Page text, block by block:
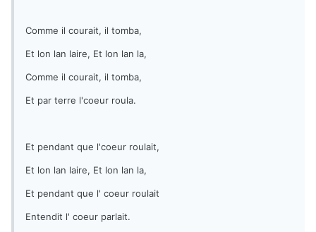
Comme il courait, il tomba,
Et lon lan laire, Et lon lan la,
Comme il courait, il tomba,
Et par terre l'coeur roula.
Et pendant que l'coeur roulait,
Et lon lan laire, Et lon lan la,
Et pendant que l' coeur roulait
Entendit l' coeur parlait.